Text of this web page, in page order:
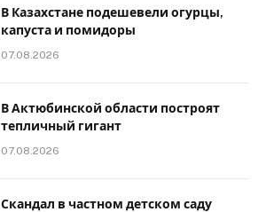
В Казахстане подешевели огурцы,
капуста и помидоры
07.08.2026
В Актюбинской области построят
тепличный гигант
07.08.2026
Скандал в частном детском саду